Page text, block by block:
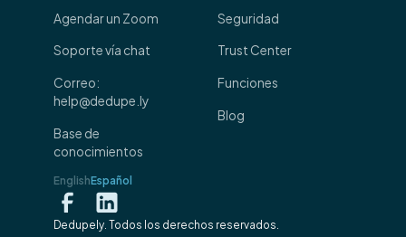
Agendar un Zoom
Soporte vía chat
Correo:
help@dedupe.ly
Base de
conocimientos
Seguridad
Trust Center
Funciones
Blog
Dedupely. Todos los derechos reservados.
EnglishEspañol